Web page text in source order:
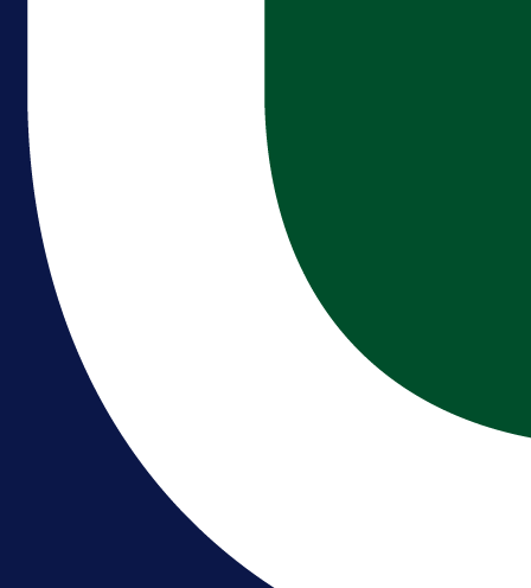
Reprezentativac BiH bi mogao
postati novo pojačanje Hajduka!
1 dan 19 h